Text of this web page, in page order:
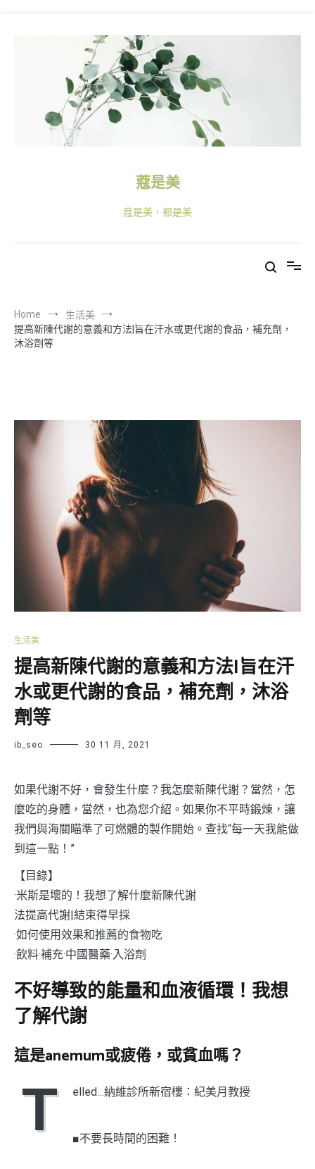
蔻是美
蔻是美，都是美
Home
生活美
提高新陳代謝的意義和方法|旨在汗水或更代謝的食品，補充劑，
沐浴劑等
生活美
提高新陳代謝的意義和方法|旨在汗
水或更代謝的食品，補充劑，沐浴
劑等
ib_seo 30 11 月, 2021
如果代謝不好，會發生什麼？我怎麼新陳代謝？當然，怎
麼吃的身體，當然，也為您介紹。如果你不平時鍛煉，讓
我們與海關瞄準了可燃體的製作開始。查找“每一天我能做
到這一點！”
【目錄】
·米斯是壞的！我想了解什麼新陳代謝
法提高代謝|結束得早採
·如何使用效果和推薦的食物吃
·飲料·補充·中國醫藥·入浴劑
不好導致的能量和血液循環！我想
了解代謝
這是anemum或疲倦，或貧血嗎？
T elled…納維診所新宿樓：紀美月教授
■不要長時間的困難！